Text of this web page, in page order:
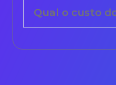
Qual o custo